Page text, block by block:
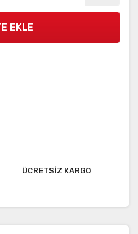
EKLE
ÜCRETSİZ KARGO